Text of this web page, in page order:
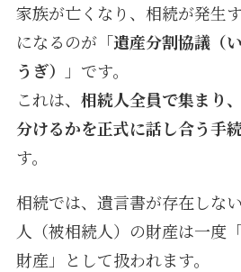
家族が亡くなり、相続が発生
になるのが「遺産分割協議（
うぎ）
」です。
これは、 相続人全員で集まり
分けるかを正式に話し合う手
す。
相続では、遺言書が存在しな
人（被相続人）の財産は一度
財産」として扱われます。